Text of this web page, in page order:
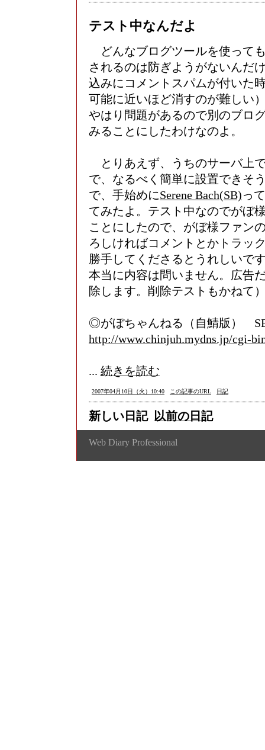
テスト中なんだよ
どんなブログツールを使って
されるのは防ぎようがないんだ
込みにコメントスパムが付いた
可能に近いほど消すのが難しい
やはり問題があるので別のブロ
みることにしたわけなのよ。
とりあえず、うちのサーバ上
で、なるべく簡単に設置できそ
で、手始めにSerene Bach(SB)っ
てみたよ。テスト中なのでがぼ
ことにしたので、がぼ様ファン
ろしければコメントとかトラッ
勝手してくださるとうれしいで
本当に内容は問いません。広告
除します。削除テストもかねて
◎がぼちゃんねる（自鯖版）
http://www.chinjuh.mydns.jp/cgi-
... 続きを読む
2007年04月10日（火）10:40 この記事のURL 日記
新しい日記 以前の日記
Web Diary Professional